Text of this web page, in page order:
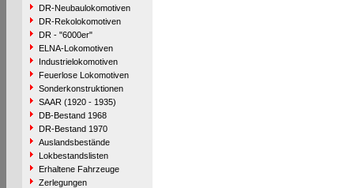
DR-Neubaulokomotiven
DR-Rekolokomotiven
DR - "6000er"
ELNA-Lokomotiven
Industrielokomotiven
Feuerlose Lokomotiven
Sonderkonstruktionen
SAAR (1920 - 1935)
DB-Bestand 1968
DR-Bestand 1970
Auslandsbestände
Lokbestandslisten
Erhaltene Fahrzeuge
Zerlegungen